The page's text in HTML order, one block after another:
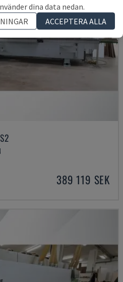
389 119 SEK
dina data nedan.
ACCEPTERA ALLA